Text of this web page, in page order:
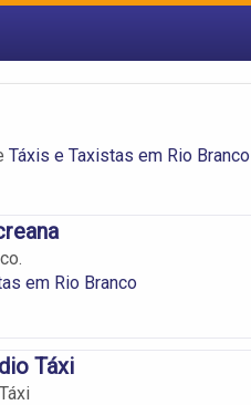
Táxis e Taxistas em Rio Branco
em Rio Branco
Táxi